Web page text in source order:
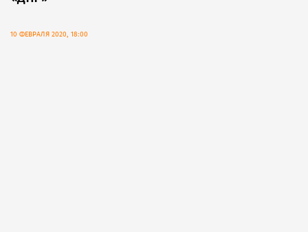
10 ФЕВРАЛЯ 2020, 18:00